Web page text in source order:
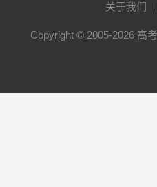
关于我们
Copyright © 2005-2026 高